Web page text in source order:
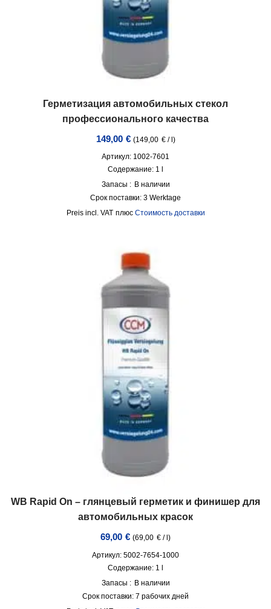
Герметизация автомобильных стекол
профессионального качества
149,00 € (149,00 €/l)
Артикул: 1002-7601
Содержание: 1
Запасы : В наличии
Срок поставки: 3 Werktage
incl. VAT плюс Стоимость доставки
WB Rapid On – глянцевый герметик и финишер для
автомобильных красок
69,00 € (69,00 € / )
Артикул: 5002-7654-1000
Содержание: 1 l
Запасы : В наличии
Срок поставки: 7 рабочих дней